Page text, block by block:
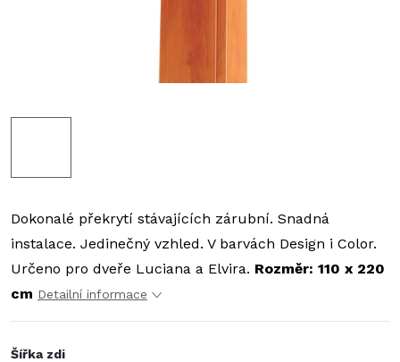
Dokonalé překrytí stávajících zárubní. Snadná
instalace. Jedinečný vzhled. V barvách Design i Color.
Určeno pro dveře Luciana a Elvira. Rozměr: 110 x 220
cm Detailní informace
Šířka zdi